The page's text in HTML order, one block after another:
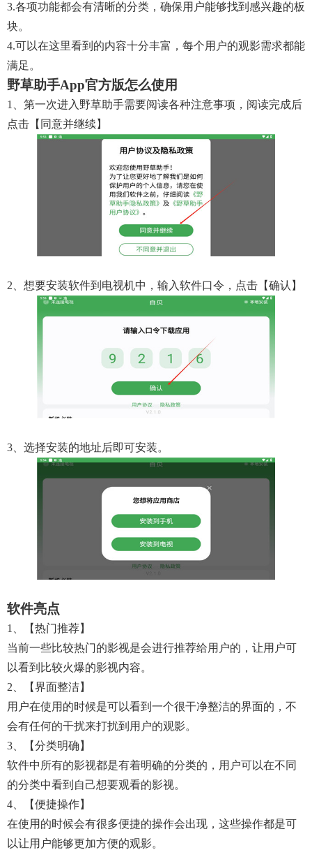
3.各项功能都会有清晰的分类，确保用户能够找到感兴趣的板
块。
4.可以在这里看到的内容十分丰富，每个用户的观影需求都能
满足。
野草助手app官方版怎么使用
1、第一次进入野草助手需要阅读各种注意事项，阅读完成后
点击【同意并继续】
2、想要安装软件到电视机中，输入软件口令，点击【确认】
3、选择安装的地址后即可安装。
软件亮点
1、【热门推荐】
当前一些比较热门的影视是会进行推荐给用户的，让用户可
以看到比较火爆的影视内容。
2、【界面整洁】
用户在使用的时候是可以看到一个很干净整洁的界面的，不
会有任何的干扰来打扰到用户的观影。
3、【分类明确】
软件中所有的影视都是有着明确的分类的，用户可以在不同
的分类中看到自己想要观看的影视。
4、【便捷操作】
在使用的时候会有很多便捷的操作会出现，这些操作都是可
以让用户能够更加方便的观影。